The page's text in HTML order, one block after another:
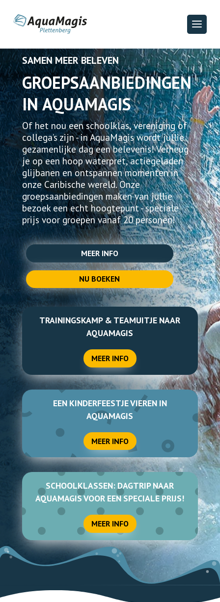
TICKETS ONLINE
TICKETS ONLINE
SAMEN MEER BELEVEN
GROEPSAANBIEDINGEN
IN AQUAMAGIS
Of het nou een schoolklas, vereniging of
collega’s zijn - in AquaMagis wordt jullie
gezamenlijke dag een belevenis! Verheug
je op een hoop waterpret, actiegeladen
glijbanen en ontspannen momenten in
onze Caribische wereld. Onze
groepsaanbiedingen maken van jullie
bezoek een echt hoogtepunt - speciale
prijs voor groepen vanaf 20 personen!
MEER INFO
NU BOEKEN
TRAININGSKAMP & TEAMUITJE NAAR
AQUAMAGIS
MEER INFO
EEN KINDERFEESTJE VIEREN IN
AQUAMAGIS
MEER INFO
SCHOOLKLASSEN: DAGTRIP NAAR
AQUAMAGIS VOOR EEN SPECIALE PRIJS!
MEER INFO